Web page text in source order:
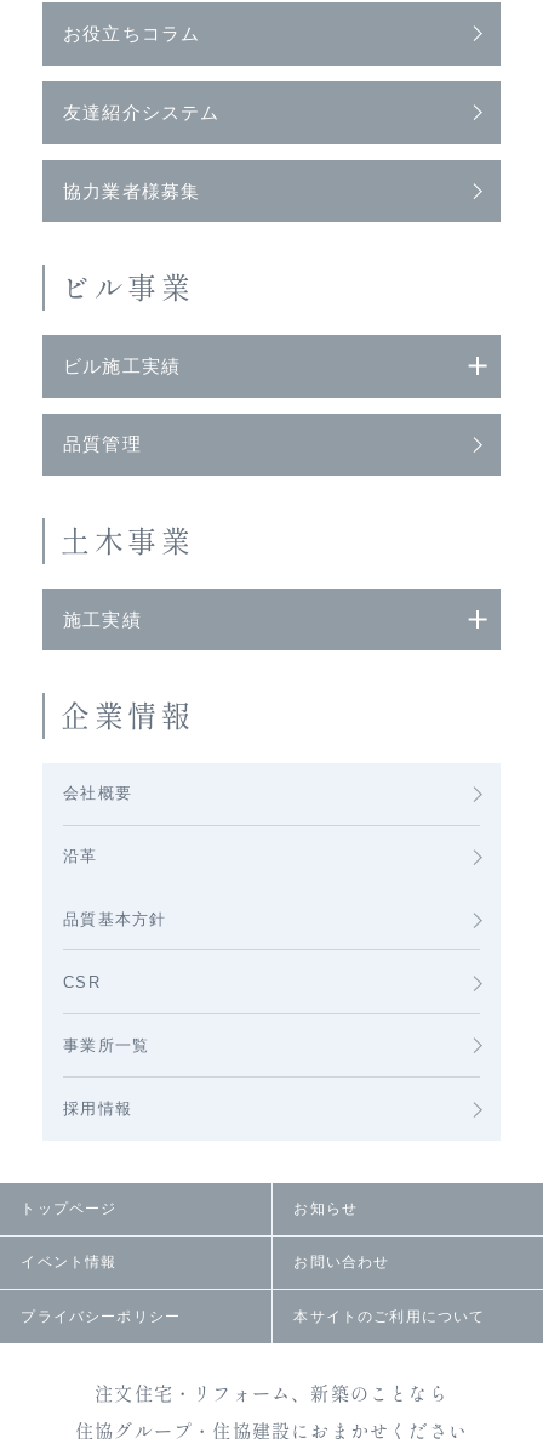
お役立ちコラム
友達紹介システム
協力業者様募集
ビル事業
ビル施工実績
品質管理
土木事業
施工実績
企業情報
会社概要
沿革
品質基本方針
CSR
事業所一覧
採用情報
トップページ お知らせ
イベント情報 お問い合わせ
プライバシーポリシー 本サイトのご利用について
注文住宅・リフォーム、新築のことなら
住協グループ・住協建設におまかせください